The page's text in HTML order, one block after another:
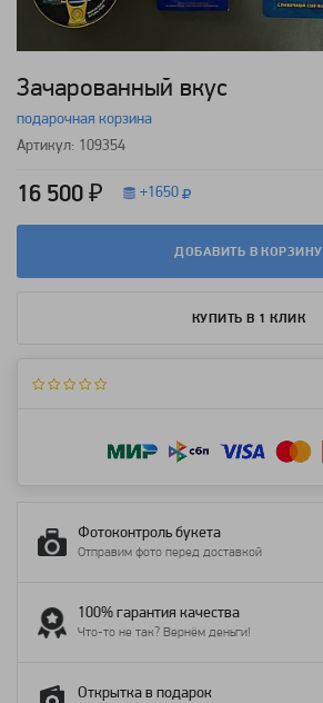
Зачарованный вкус
подарочная корзина
Артикул: 109354
16 500 ₽ +1650
ДОБАВИТЬ В КОРЗИНУ
КУПИТЬ В 1 КЛИК
Фотоконтроль букета
Отправим фото перед доставкой
100% гарантия качества
Что-то не так? Вернём деньги!
Открытка в подарок